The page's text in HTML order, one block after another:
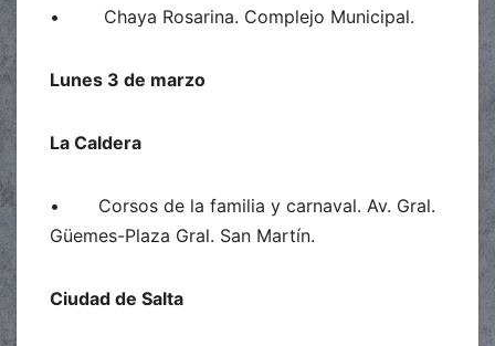
• Chaya Rosarina. Complejo Municipal.
Lunes 3 de marzo
La Caldera
• Corsos de la familia y carnaval. Av. Gral.
Güemes-Plaza Gral. San Martín.
Ciudad de Salta